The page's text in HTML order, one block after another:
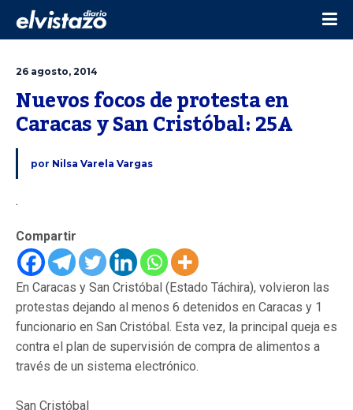
26 agosto, 2014
Nuevos focos de protesta en
Caracas y San Cristóbal: 25A
por Nilsa Varela Vargas
.
Compartir
En Caracas y San Cristóbal (Estado Táchira), volvieron las
protestas dejando al menos 6 detenidos en Caracas y 1
funcionario en San Cristóbal. Esta vez, la principal queja es
contra el plan de supervisión de compra de alimentos a
través de un sistema electrónico.
San Cristóbal